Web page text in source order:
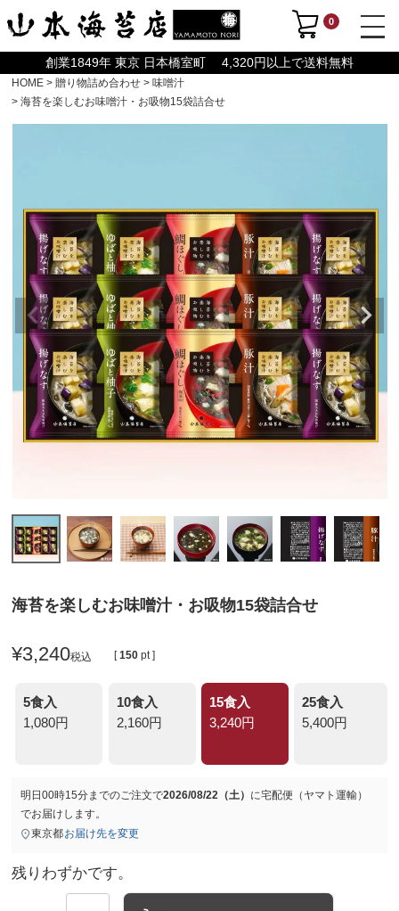
0
創業1849年 東京 日本橋室町 4,320円以上で送料無料
HOME 贈り物詰め合わせ
味噌汁
海苔を楽しむお味噌汁・お吸物15袋詰合せ
海苔を楽しむお味噌汁・お吸物15袋詰合せ
¥3,240税込 [ 150 pt ]
5食入
1,080円
10食入
2,160円
15食入
3,240円
25食入
5,400円
明日00時15分までのご注文で2026/08/22（土） に宅配便（ヤマト運輸）
でお届けします。
東京都お届け先を変更
残りわずかです。